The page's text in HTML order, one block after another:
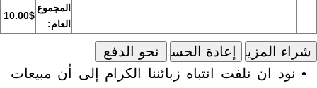
المجموع
العام:
10.00$
• نود ان نلفت انتباه زبائننا الكرام إلى أن مبيعات